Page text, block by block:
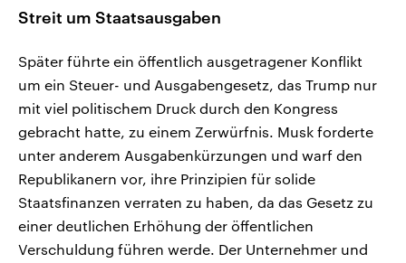
Streit um Staatsausgaben
Später führte ein öffentlich ausgetragener Konflikt
um ein Steuer- und Ausgabengesetz, das Trump nur
mit viel politischem Druck durch den Kongress
gebracht hatte, zu einem Zerwürfnis. Musk forderte
unter anderem Ausgabenkürzungen und warf den
Republikanern vor, ihre Prinzipien für solide
Staatsfinanzen verraten zu haben, da das Gesetz zu
einer deutlichen Erhöhung der öffentlichen
Verschuldung führen werde. Der Unternehmer und